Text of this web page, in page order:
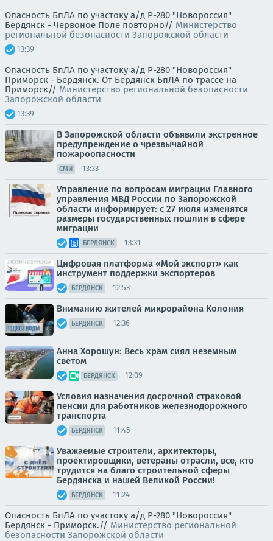
Опасность БпЛА по участоку а/д Р-280 "Новороссия"
Бердянск - Червоное Поле повторно// Министерство
региональной безопасности Запорожской области
13:39
Опасность БпЛА по участоку а/д Р-280 "Новороссия"
Приморск - Бердянск. От Бердянск БпЛА по трассе на
Приморск// Министерство региональной безопасности
Запорожской области
13:39
В Запорожской области объявили экстренное
предупреждение о чрезвычайной
пожароопасности
СМИ 13:33
Управление по вопросам миграции Главного
управления МВД России по Запорожской
области информирует: с 27 июля изменятся
размеры государственных пошлин в сфере
миграции
БЕРДЯНСК 13:31
Цифровая платформа «Мой экспорт» как
инструмент поддержки экспортеров
БЕРДЯНСК 12:53
Вниманию жителей микрорайона Колония
БЕРДЯНСК 12:36
Анна Хорошун: Весь храм сиял неземным
светом
БЕРДЯНСК 12:09
Условия назначения досрочной страховой
пенсии для работников железнодорожного
транспорта
БЕРДЯНСК 11:45
Уважаемые строители, архитекторы,
проектировщики, ветераны отрасли, все, кто
трудится на благо строительной сферы
Бердянска и нашей Великой России!
БЕРДЯНСК 11:24
Опасность БпЛА по участоку а/д Р-280 "Новороссия"
Бердянск - Приморск.// Министерство региональной
безопасности Запорожской области